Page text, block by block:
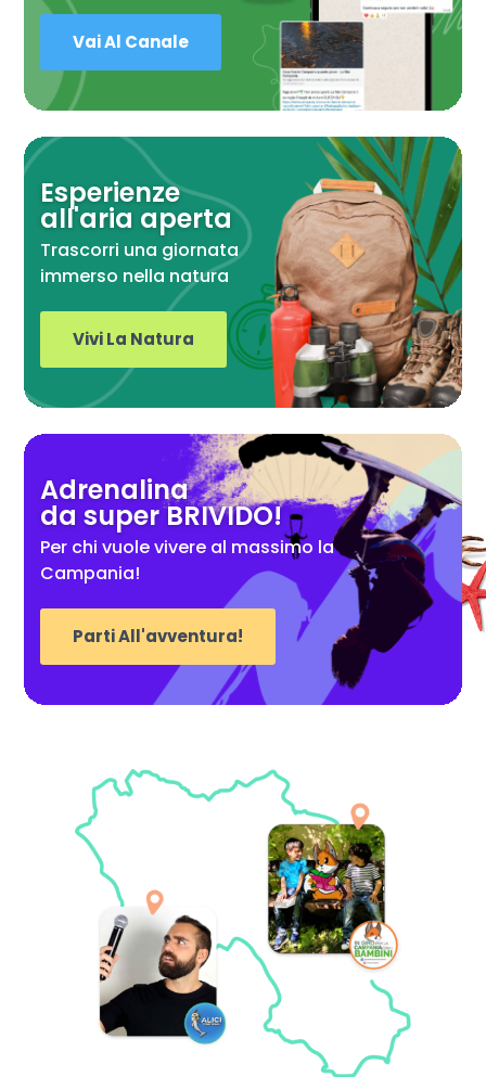
Vai Al Canale
Esperienze
all'aria aperta
Trascorri una giornata
immerso nella natura
Vivi La Natura
Adrenalina
da super BRIVIDO!
Per chi vuole vivere al massimo la
Campania!
Parti All'avventura!